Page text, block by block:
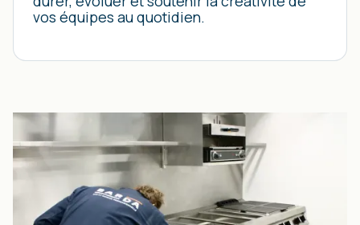
vos équipes au quotidien.